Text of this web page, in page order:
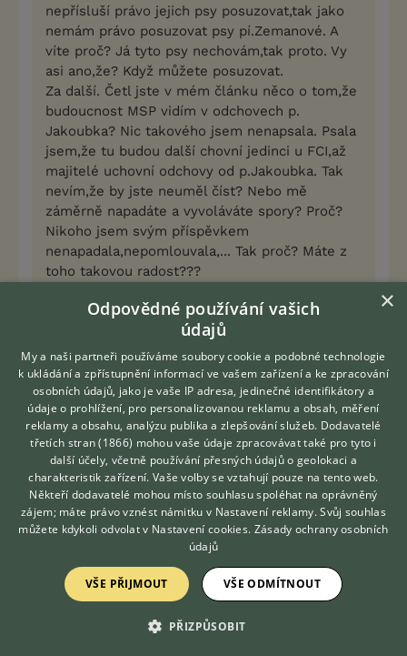
nepřísluší právo jejich psy posuzovat,tak jako
nemám právo posuzovat psy pí.Zemanové. A
víte proč? Já tyto psy nechovám,tak proto. Vy
asi ano,že? Když můžete posuzovat.
Za další. Četl jste v mém článku něco o tom,že
budoucnost MSP vidím v odchovech p.
Jakoubka? Nic takového jsem nenapsala. Psala
jsem,že tu budou další chovní jedinci u FCI,až
majitelé uchovní odchovy od p.Jakoubka. Tak
nevím,že by jste neuměl číst? Nebo mě
záměrně napadáte a vyvoláváte spory? Proč?
Nikoho jsem svým příspěvkem
nenapadala,nepomlouvala,... Tak proč? Máte z
toho takovou radost???
Spory vyvolávat opravdu nechci, ale v předchozí
diskusi jste tvrdili, že u FCI jsou pouze kvalitní
jedinci, tak jsem docela rozčarovaný ( nemyslím, že
jste to psala zrovna vy, ale že to bylo v diskusi).
Pro vaši informaci - já moskeváky nechovám, ale
už nějaký čas se o ně zajímám, viděl jsem je na
výstavách v Polsku a Maďarsku, ale něco takového
jako je na fotce jsem nikde neviděl - a "to" má
BOBa, nezaráží vás to? Neměl by si rozhodčí nejdřív
prostudovat standard, než posuzuje? Ale kde ho
sehnat, Obvolal jsem všechny kluby, které tvrdí, že
MSP sdružují, ale oni nemají ani oficiální standard.
Tak jsem se rozhodl zavolat té p. Zemanové a ona
byla ochotná mi poslat údajně nejnovější standard
MSP. Z předchozí diskuse jsem měl dojem, že my z
FCI máme pravdu, ale teď o tom začínám
pochybovat. Není trochu divné, že všechny články o
Hledáte zvířecího kamaráda?
Zdarma vám poradí
VETERINÁŘ ONLINE
KONZULTOVAT S
VETERINÁŘEM
×
Odpovědné používání vašich
údajů
My a naši partneři používáme soubory cookie a podobné technologie
k ukládání a zpřístupnění informací ve vašem zařízení a ke zpracování
osobních údajů, jako je vaše IP adresa, jedinečné identifikátory a
údaje o prohlížení, pro personalizovanou reklamu a obsah, měření
reklamy a obsahu, analýzu publika a zlepšování služeb. Dodavatelé
třetích stran (1866) mohou vaše údaje zpracovávat také pro tyto i
další účely, včetně používání přesných údajů o geolokaci a
charakteristik zařízení. Vaše volby se vztahují pouze na tento web.
Někteří dodavatelé mohou místo souhlasu spoléhat na oprávněný
zájem; máte právo vznést námitku v Nastavení reklamy. Svůj souhlas
můžete kdykoli odvolat v Nastavení cookies. Zásady ochrany osobních
údajů
VŠE PŘIJMOUT VŠE ODMÍTNOUT
PŘIZPŮSOBIT